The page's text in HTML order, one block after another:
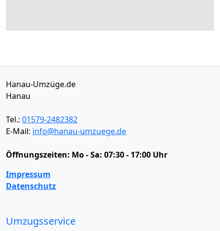
Hanau-Umzüge.de
Hanau
Tel.: 01579-2482382
E-Mail: info@hanau-umzuege.de
Öffnungszeiten: Mo - Sa: 07:30 - 17:00 Uhr
Impressum
Datenschutz
Umzugsservice